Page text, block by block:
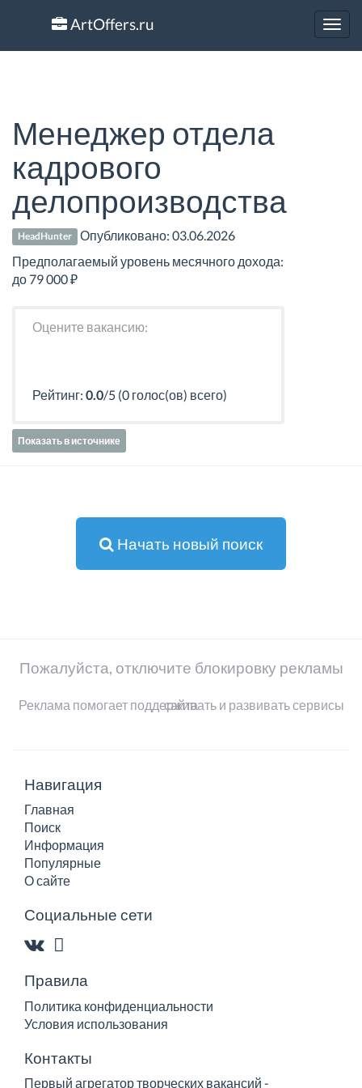
ArtOffers.ru
Менеджер отдела
кадрового
делопроизводства
HeadHunter Опубликовано:03.06.2026
Предполагаемый уровень месячного дохода:
до 79 000 ₽
Оцените вакансию:
Рейтинг: 0.0/5 (0 голос(ов) всего)
Показать в источнике
Начать новый поиск
Пожалуйста, отключите блокировку рекламы
Реклама помогает поддерживать и развивать сервисы сайта
Навигация
Главная
Поиск
Информация
Популярные
О сайте
Социальные сети
Правила
Политика конфиденциальности
Условия использования
Контакты
Первый агрегатор творческих вакансий -